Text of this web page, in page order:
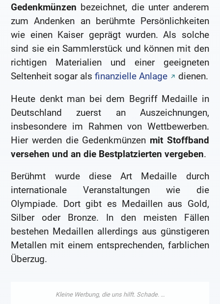
Gedenkmünzen bezeichnet, die unter anderem
zum Andenken an berühmte Persönlichkeiten
wie einen Kaiser geprägt wurden. Als solche
sind sie ein Sammlerstück und können mit den
richtigen Materialien und einer geeigneten
Seltenheit sogar alsfinanzielle Anlage
dienen.
Heute denkt man bei dem Begriff Medaille in
Deutschland zuerst an Auszeichnungen,
insbesondere im Rahmen von Wettbewerben.
Hier werden die Gedenkmünzen mit Stoffband
versehen und an die Bestplatzierten vergeben.
Berühmt wurde diese Art Medaille durch
internationale Veranstaltungen wie die
Olympiade. Dort gibt es Medaillen aus Gold,
Silber oder Bronze. In den meisten Fällen
bestehen Medaillen allerdings aus günstigeren
Metallen mit einem entsprechenden, farblichen
Überzug.